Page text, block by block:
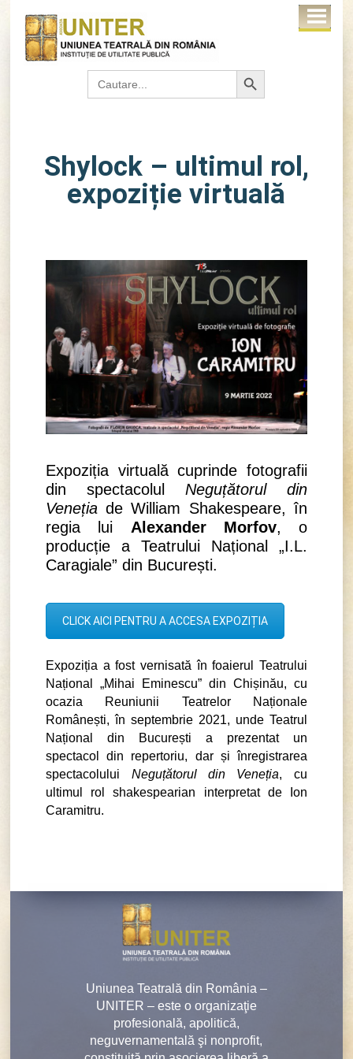
Search
for:
Search Button
Shylock – ultimul rol,
expoziție virtuală
Expoziția virtuală cuprinde fotografii
din spectacolul Neguțătorul din
Veneția de William Shakespeare, în
regia lui Alexander Morfov, o
producție a Teatrului Național „I.L.
Caragiale” din București.
CLICK AICI PENTRU A ACCESA EXPOZIȚIA
Expoziția a fost vernisată în foaierul Teatrului
Național „Mihai Eminescu” din Chișinău, cu
ocazia Reuniunii Teatrelor Naționale
Românești, în septembrie 2021, unde Teatrul
Național din București a prezentat un
spectacol din repertoriu, dar și înregistrarea
spectacolului Neguțătorul din Veneția, cu
ultimul rol shakespearian interpretat de Ion
Caramitru.
Uniunea Teatrală din România –
UNITER – este o organizaţie
profesională, apolitică,
neguvernamentală şi nonprofit,